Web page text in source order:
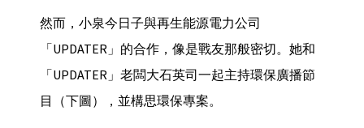
然而，小泉今日子與再生能源電力公司
「UPDATER」的合作，像是戰友那般密切。她和
「UPDATER」老闆大石英司一起主持環保廣播節
目（下圖），並構思環保專案。